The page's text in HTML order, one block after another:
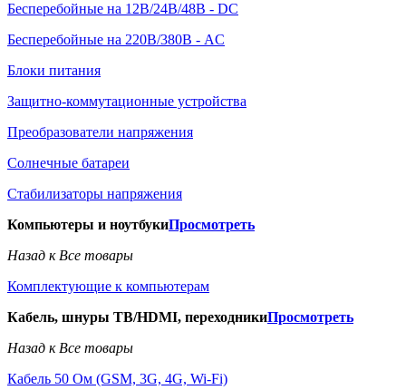
Бесперебойные на 12В/24В/48В - DC
Бесперебойные на 220В/380В - AC
Блоки питания
Защитно-коммутационные устройства
Преобразователи напряжения
Солнечные батареи
Стабилизаторы напряжения
Компьютеры и ноутбукиПросмотреть
Назад к Все товары
Комплектующие к компьютерам
Кабель, шнуры ТВ/HDMI, переходникиПросмотреть
Назад к Все товары
Кабель 50 Ом (GSM, 3G, 4G, Wi-Fi)